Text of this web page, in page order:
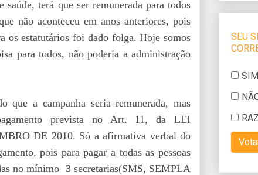
saúde, terá que ser remunerada para todos
não aconteceu em anos anteriores, pois
os estatutários foi dado folga. Hoje somos
para todos, não poderia a administração
que a campanha seria remunerada, mas
prevista no Art. 11, da LEI
DE 2010. Só a afirmativa verbal do
pois para pagar a todas as pessoas
no mínimo 3 secretarias(SMS, SEMPLA